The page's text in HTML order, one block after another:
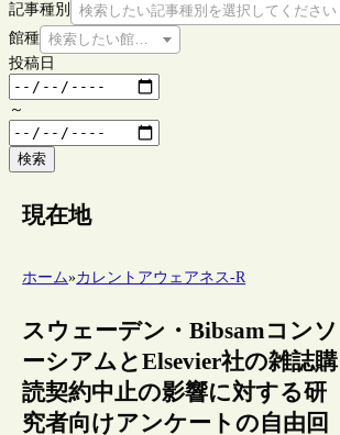
記事種別
検索したい記事種別を選択してください
館種 検索したい館種を選択してください
投稿日
～
検索
現在地
ホーム»カレントアウェアネス-R
スウェーデン・Bibsamコンソ
ーシアムとElsevier社の雑誌購
読契約中止の影響に対する研
究者向けアンケートの自由回